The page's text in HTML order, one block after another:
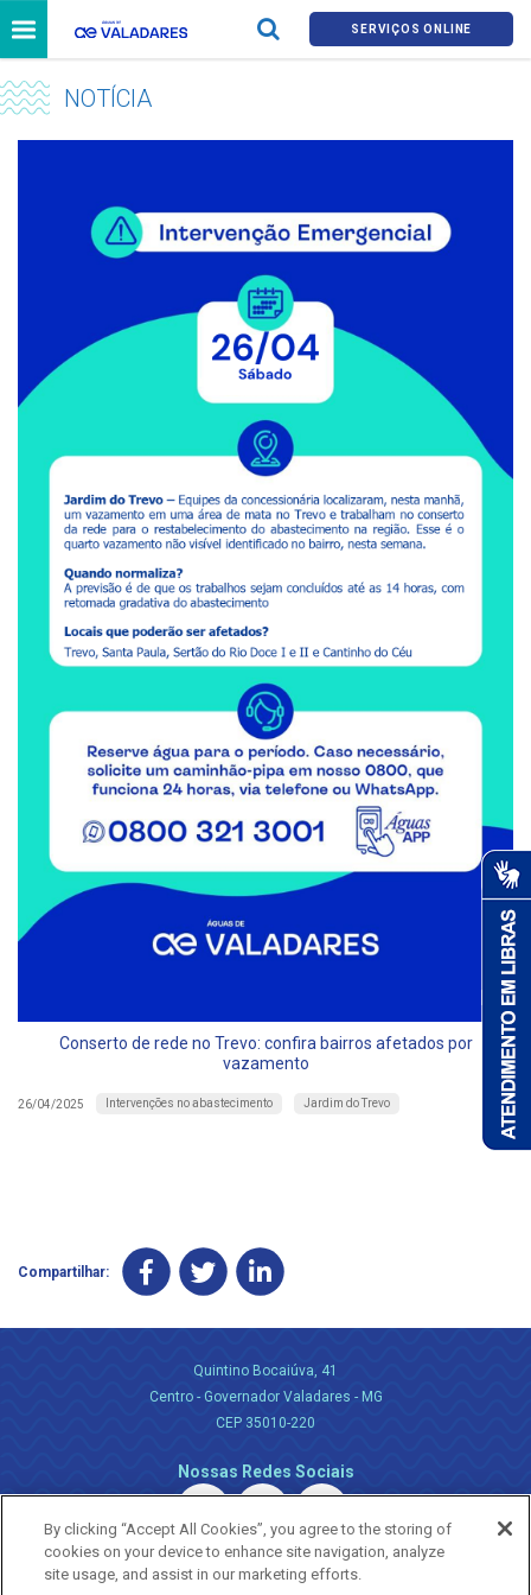
SERVIÇOS ONLINE
NOTÍCIA
Conserto de rede no Trevo: confira bairros afetados por
vazamento
26/04/2025 Intervenções no abastecimento Jardim do Trevo
Compartilhar:
Quintino Bocaiúva, 41
Centro - Governador Valadares - MG
CEP 35010-220
Nossas Redes Sociais
By clicking “Accept All Cookies”, you agree to the storing of
cookies on your device to enhance site navigation, analyze
site usage, and assist in our marketing efforts.